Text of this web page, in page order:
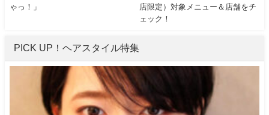
ゃっ！」
店限定）対象メニュー＆店舗をチ
ェック！
PICK UP！ヘアスタイル特集